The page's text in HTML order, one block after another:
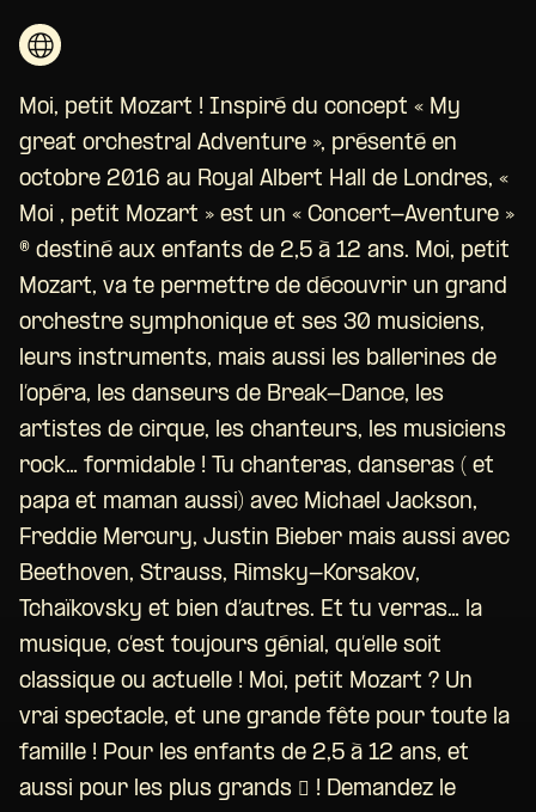
Moi, petit Mozart ! Inspiré du concept « My
great orchestral Adventure », présenté en
octobre 2016 au Royal Albert Hall de Londres, «
Moi , petit Mozart » est un « Concert-Aventure »
® destiné aux enfants de 2,5 à 12 ans. Moi, petit
Mozart, va te permettre de découvrir un grand
orchestre symphonique et ses 30 musiciens,
leurs instruments, mais aussi les ballerines de
l’opéra, les danseurs de Break-Dance, les
artistes de cirque, les chanteurs, les musiciens
rock… formidable ! Tu chanteras, danseras ( et
papa et maman aussi) avec Michael Jackson,
Freddie Mercury, Justin Bieber mais aussi avec
Beethoven, Strauss, Rimsky-Korsakov,
Tchaïkovsky et bien d’autres. Et tu verras… la
musique, c’est toujours génial, qu’elle soit
classique ou actuelle ! Moi, petit Mozart ? Un
vrai spectacle, et une grande fête pour toute la
famille ! Pour les enfants de 2,5 à 12 ans, et
aussi pour les plus grands  ! Demandez le